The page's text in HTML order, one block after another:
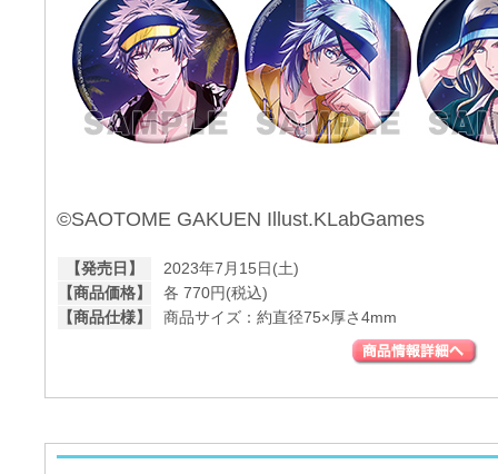
©SAOTOME GAKUEN Illust.KLabGames
【発売日】
2023年7月15日(土)
【商品価格】
各 770円(税込)
【商品仕様】
商品サイズ：約直径75×厚さ4mm